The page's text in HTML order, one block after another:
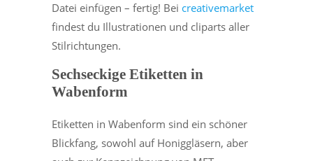
Datei einfügen – fertig! Bei creativemarket
findest du Illustrationen und cliparts aller
Stilrichtungen.
Sechseckige Etiketten in
Wabenform
Etiketten in Wabenform sind ein schöner
Blickfang, sowohl auf Honiggläsern, aber